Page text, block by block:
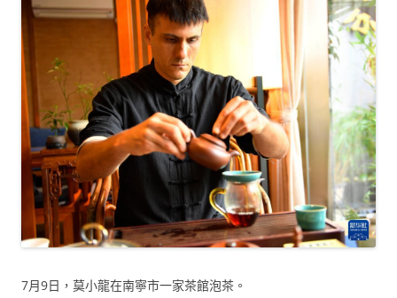
7月9日，莫小龍在南寧市一家茶館泡茶。